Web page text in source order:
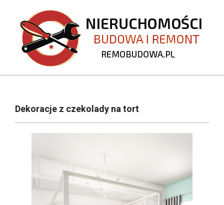
content
REMOBUDOWA.PL
NavigationDekoracje z czekolady na tort